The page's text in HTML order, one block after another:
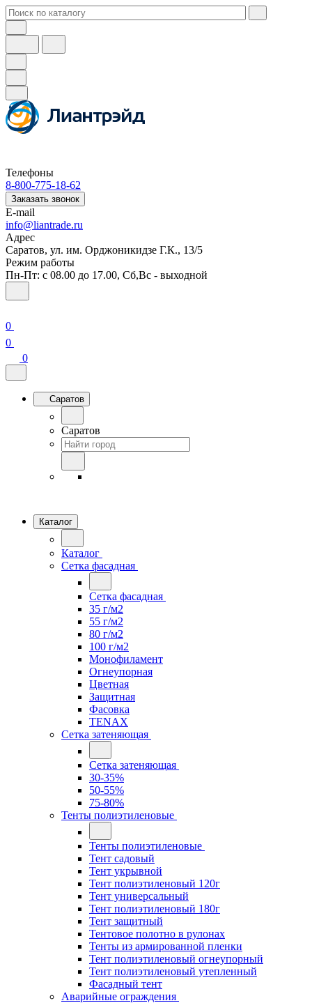
Телефоны
8-800-775-18-62
Заказать звонок
E-mail
info@liantrade.ru
Адрес
Саратов, ул. им. Орджоникидзе Г.К., 13/5
Режим работы
Пн-Пт: c 08.00 до 17.00, Cб,Вс - выходной
0
0
0
Саратов
Саратов
Каталог
Каталог
Сетка фасадная
Сетка фасадная
35 г/м2
55 г/м2
80 г/м2
100 г/м2
Монофиламент
Огнеупорная
Цветная
Защитная
Фасовка
TENAX
Сетка затеняющая
Сетка затеняющая
30-35%
50-55%
75-80%
Тенты полиэтиленовые
Тенты полиэтиленовые
Тент садовый
Тент укрывной
Тент полиэтиленовый 120г
Тент универсальный
Тент полиэтиленовый 180г
Тент защитный
Тентовое полотно в рулонах
Тенты из армированной пленки
Тент полиэтиленовый огнеупорный
Тент полиэтиленовый утепленный
Фасадный тент
Аварийные ограждения